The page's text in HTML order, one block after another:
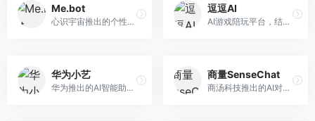
Me.bot
心识宇宙推出的个性化AI伴侣，专注于情感交互和个人助理服务。面向个人用户，支持日程管理、情感陪伴、知识问答等功能，交互体验人性化。
逗逗AI
AI游戏陪玩平台，结合游戏理解和自然语言交互技术。面向游戏玩家，提供游戏攻略、陪玩互动、社交聊天等服务，游戏知识丰富，互动体验有趣。
华为小艺
华为推出的AI智能助手网页端，深度整合鸿蒙生态和华为云服务。面向华为设备用户，支持语音交互、智能问答、设备控制等功能，与华为硬件生态无缝衔接。
商量SenseChat
商汤科技推出的AI对话平台，结合计算机视觉和自然语言处理技术。面向企业用户和开发者，支持多模态交互，视觉理解能力强，适合智能客服和内容创作场景。